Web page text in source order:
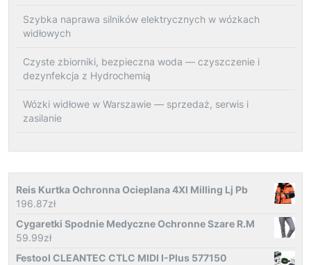
Szybka naprawa silników elektrycznych w wózkach
widłowych
Czyste zbiorniki, bezpieczna woda — czyszczenie i
dezynfekcja z Hydrochemią
Wózki widłowe w Warszawie — sprzedaż, serwis i
zasilanie
Reis Kurtka Ochronna Ocieplana 4Xl Milling Lj Pb
196.87zł
Cygaretki Spodnie Medyczne Ochronne Szare R.M
59.99zł
Festool CLEANTEC CTLC MIDI I-Plus 577150